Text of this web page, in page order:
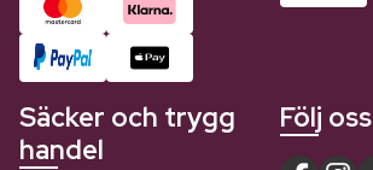
Säcker och trygg
handel
Följ oss